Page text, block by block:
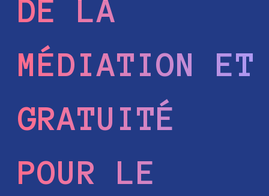
DE LA
MÉDIATION ET
GRATUITÉ
POUR LE